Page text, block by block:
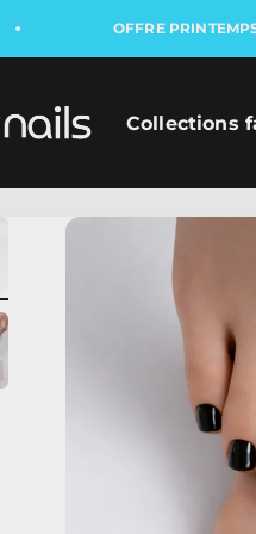
OFFRE PRINTEMPS
Collections